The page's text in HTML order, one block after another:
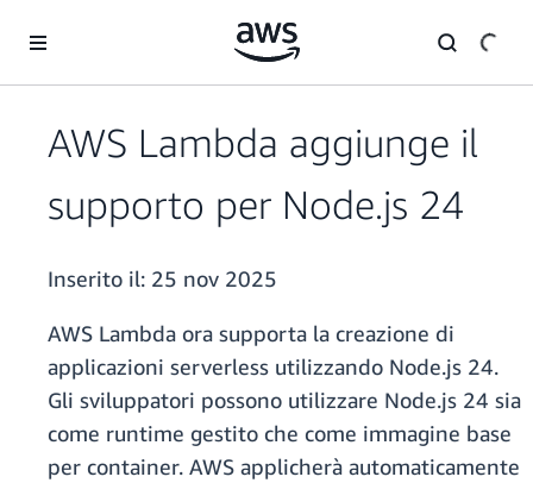
AWS Lambda aggiunge il
supporto per Node.js 24
Inserito il: 25 nov 2025
AWS Lambda ora supporta la creazione di
applicazioni serverless utilizzando Node.js 24.
Gli sviluppatori possono utilizzare Node.js 24 sia
come runtime gestito che come immagine base
per container. AWS applicherà automaticamente